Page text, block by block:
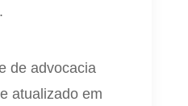
de advocacia
atualizado em